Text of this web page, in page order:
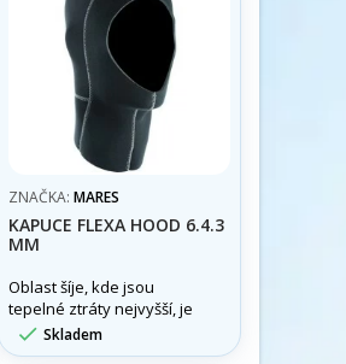
ZNAČKA: MARES
KAPUCE FLEXA HOOD 6.4.3
MM
Oblast šíje, kde jsou
tepelné ztráty nejvyšší, je
zhotovena ze 6mm
neoprenu.
 Skladem